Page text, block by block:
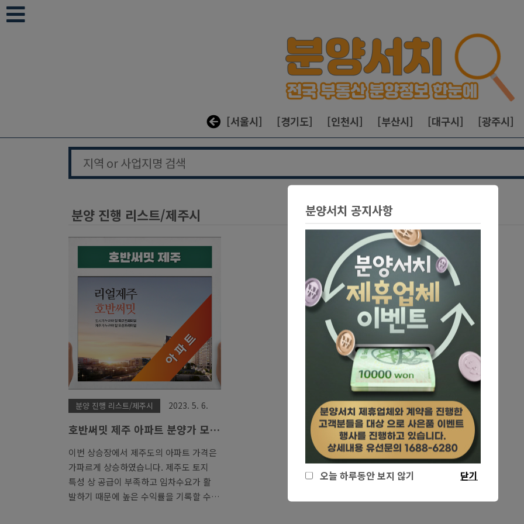
분양서치 공지사항
오늘 하루동안 보지 않기 닫기
본문 바로가기
[서울시] [경기도] [인천시] [부산시] [대구시] [광주시]
분양 진행 리스트/제주시
분양 진행 리스트/제주시 2023. 5. 6.
호반써밋 제주 아파트 분양가 모
이번 상승장에서 제주도의 아파트 가격은
가파르게 상승하였습니다. 제주도 토지
특성 상 공급이 부족하고 임차수요가 활
발하기 때문에 높은 수익률을 기록할 수